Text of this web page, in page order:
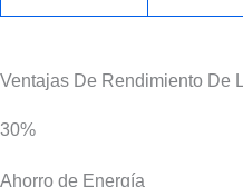
Ventajas De Rendimiento De
30%
Ahorro de Energía